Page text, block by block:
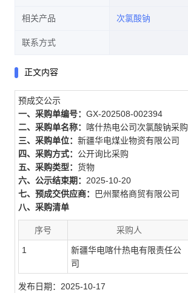
相关产品 次氯酸钠
联系方式
正文内容
预成交公示
一、采购单编号： GX-202508-002394
二、采购单名称：
喀什热电公司次氯酸钠采购
三、采购单位： 新疆华电煤业物资有限公司
四、采购方式： 公开询比采购
五、采购类型： 货物
六、公示结束期： 2025-10-20
七、预成交供应商：
巴州聚格商贸有限公司
八、采购清单
序号 采购人
1
新疆华电喀什热电有限责任公
司
发布日期：2025-10-17